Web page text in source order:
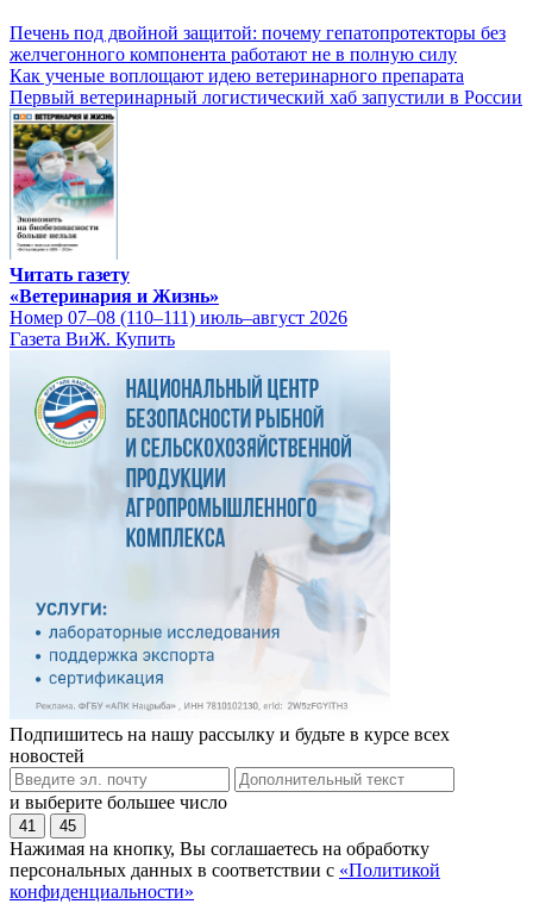
Печень под двойной защитой: почему гепатопротекторы без
желчегонного компонента работают не в полную силу
Как ученые воплощают идею ветеринарного препарата
Первый ветеринарный логистический хаб запустили в России
Читать газету
«Ветеринария и Жизнь»
Номер 07–08 (110–111) июль–август 2026
Газета ВиЖ. Купить
Подпишитесь на нашу рассылку и будьте в курсе всех
новостей
и выберите большее число
41 45
Нажимая на кнопку, Вы соглашаетесь на обработку
персональных данных в соответствии с «Политикой
конфиденциальности»